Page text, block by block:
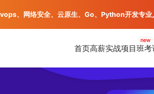
首页高薪实战项目班
new
考
、网络安全、云原生、Go、Python开发专业